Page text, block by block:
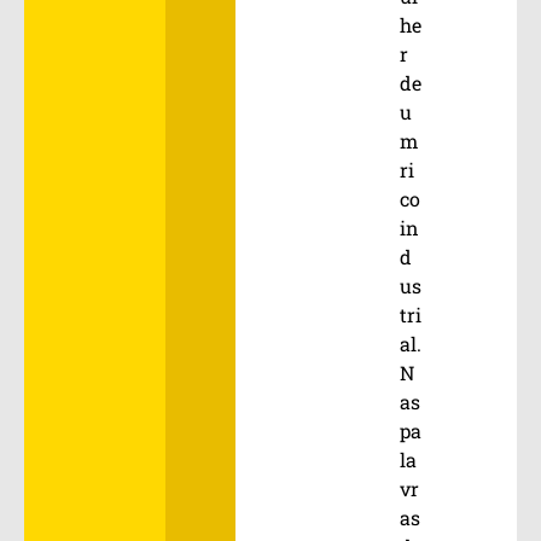
he
r
de
u
m
ri
co
in
d
us
tri
al.
N
as
pa
la
vr
as